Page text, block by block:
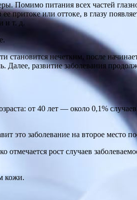
Помимо питания всех частей
притоке или оттоке, в глазу
и т. д.
нечетким, после
развитие заболевания
от 40 лет — около 0,1%
это заболевание на второе место
рост случаев
кожи.